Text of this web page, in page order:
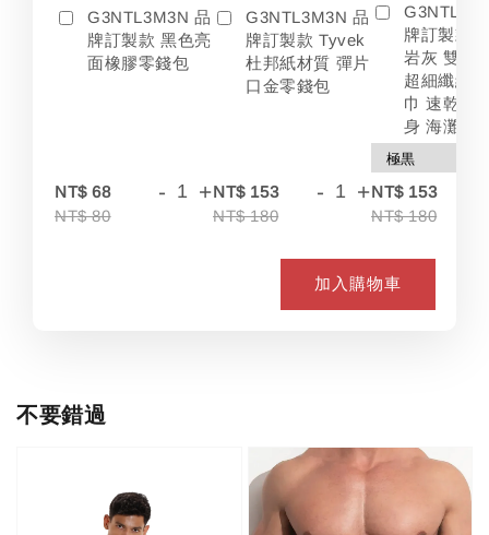
G3NTL3M3N 品
牌訂製款 黑色亮
面橡膠零錢包
NT$ 68
NT$ 80
- +
G3NTL3M3N 品
牌訂製款 Tyvek
杜邦紙材質 彈片
口金零錢包
NT$ 153
NT$ 180
- +
牌訂製款
岩灰 雙色
超細纖維
巾 速乾 吸
身 海灘
NT$ 153
NT$ 180
加入購物車
不要錯過